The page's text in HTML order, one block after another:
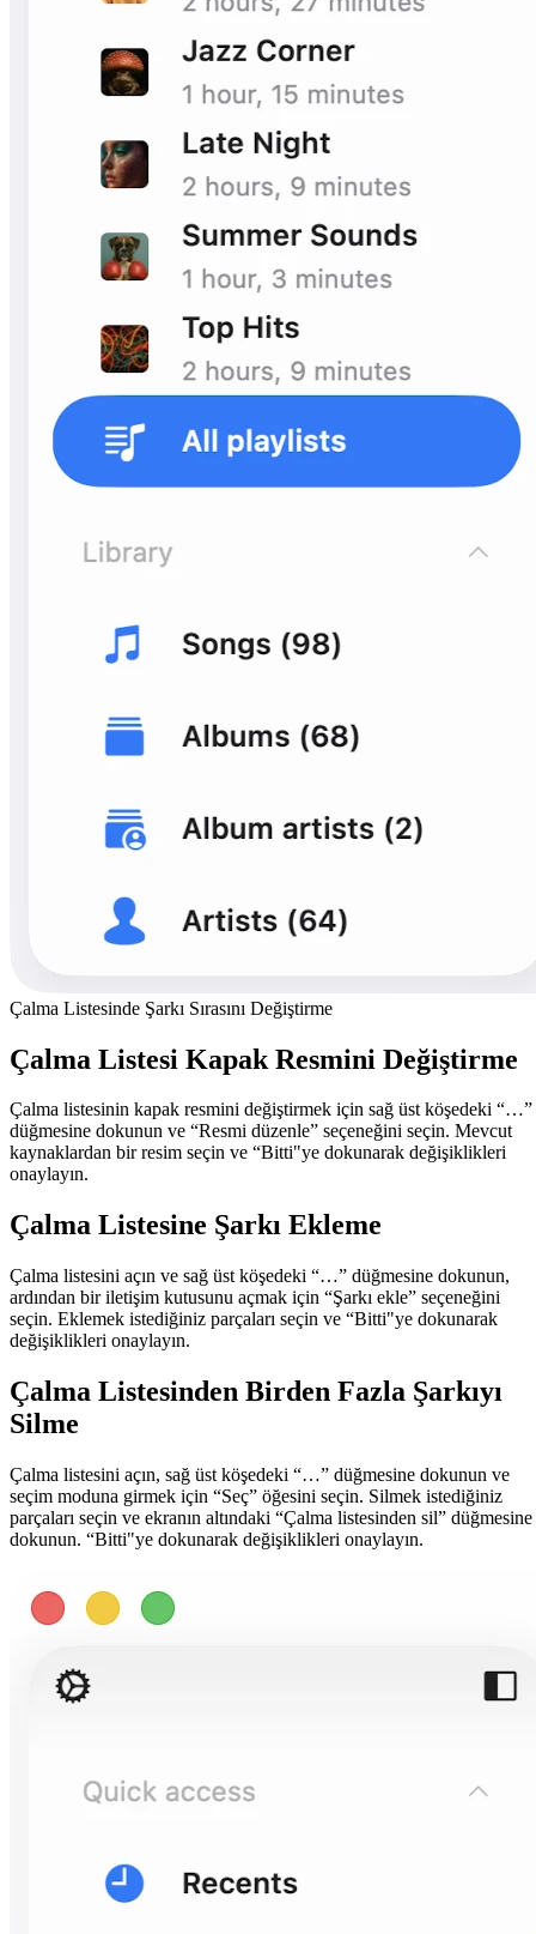
Çalma Listesinde Şarkı Sırasını Değiştirme
Çalma Listesi Kapak Resmini Değiştirme
Çalma listesinin kapak resmini değiştirmek için sağ üst köşedeki “…”
düğmesine dokunun ve “Resmi düzenle” seçeneğini seçin. Mevcut
kaynaklardan bir resim seçin ve “Bitti"ye dokunarak değişiklikleri
onaylayın.
Çalma Listesine Şarkı Ekleme
Çalma listesini açın ve sağ üst köşedeki “…” düğmesine dokunun,
ardından bir iletişim kutusunu açmak için “Şarkı ekle” seçeneğini
seçin. Eklemek istediğiniz parçaları seçin ve “Bitti"ye dokunarak
değişiklikleri onaylayın.
Çalma Listesinden Birden Fazla Şarkıyı
Silme
Çalma listesini açın, sağ üst köşedeki “…” düğmesine dokunun ve
seçim moduna girmek için “Seç” öğesini seçin. Silmek istediğiniz
parçaları seçin ve ekranın altındaki “Çalma listesinden sil” düğmesine
dokunun. “Bitti"ye dokunarak değişiklikleri onaylayın.